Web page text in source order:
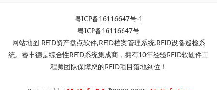
粤ICP备16116647号-1
粤ICP备16116647号
网站地图 RFID资产盘点软件,RFID档案管理系统,RFID设备巡检系
统。睿丰德是综合性RFID系统集成商，拥有10年经验RFID软硬件工
程师团队保障您的RFID项目落地到位！